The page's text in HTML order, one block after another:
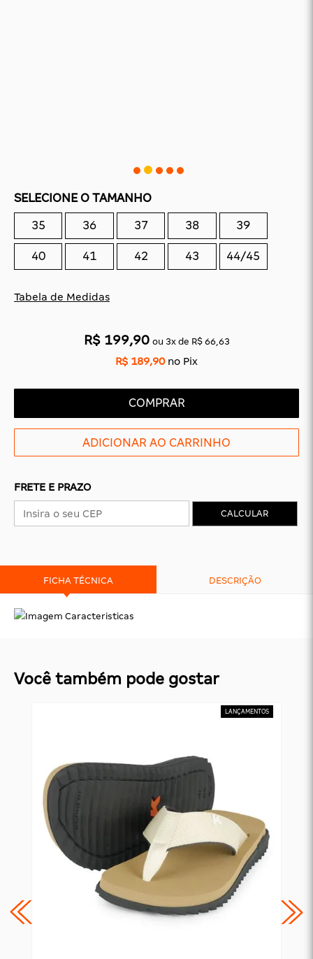
SELECIONE O TAMANHO
35 36 37 38 39
40 41 42 43 44/45
Tabela de Medidas
R$ 199,90 ou 3xde R$ 66,63
R$ 189,90no Pix
COMPRAR
FRETE E PRAZO
CALCULAR
FICHA TÉCNICA DESCRIÇÃO
Você também pode gostar